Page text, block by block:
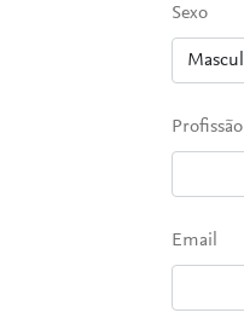
Sexo
Profissão
Email